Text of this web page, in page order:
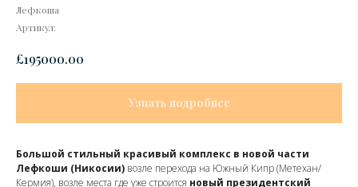
Лефкоша
Артикул:
£195000.00
Узнать подробнее
Большой стильный красивый комплекс в новой части
Лефкоши (Никосии) возле перехода на Южный Кипр (Метехан/
Кермия), возле места где уже строится новый президентский